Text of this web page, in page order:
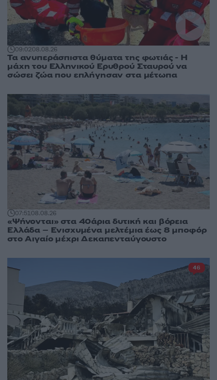
09:0208.08.26
Τα ανυπεράσπιστα θύματα της φωτιάς - Η
μάχη του Ελληνικού Ερυθρού Σταυρού να
σώσει ζώα που επλήγησαν στα μέτωπα
07:5108.08.26
«Ψήνονται» στα 40άρια δυτική και βόρεια
Ελλάδα – Ενισχυμένα μελτέμια έως 8 μποφόρ
στο Αιγαίο μέχρι Δεκαπενταύγουστο
46